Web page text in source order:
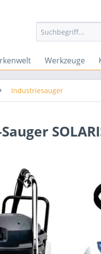
Werkzeuge
Industriesauger